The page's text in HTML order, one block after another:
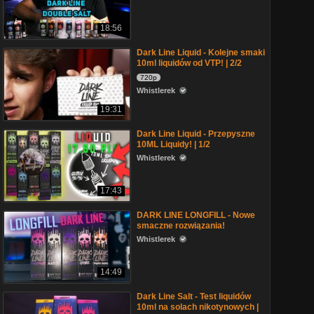
18:56
19:31
Dark Line Liquid - Kolejne smaki
10ml liquidów od VTP! | 2/2
720p
Whistlerek
17:43
Dark Line Liquid - Przepyszne
10ML Liquidy! | 1/2
Whistlerek
14:49
DARK LINE LONGFILL - Nowe
smaczne rozwiązania!
Whistlerek
Dark Line Salt - Test liquidów
10ml na solach nikotynowych |